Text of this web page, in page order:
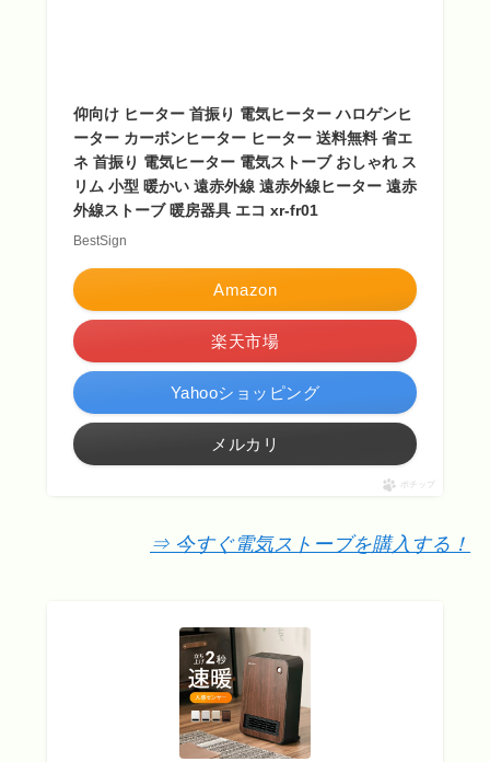
仰向け ヒーター 首振り 電気ヒーター ハロゲンヒ
ーター カーボンヒーター ヒーター 送料無料 省エ
ネ 首振り 電気ヒーター 電気ストーブ おしゃれ ス
リム 小型 暖かい 遠赤外線 遠赤外線ヒーター 遠赤
外線ストーブ 暖房器具 エコ xr-fr01
BestSign
Amazon
楽天市場
Yahooショッピング
メルカリ
ポチップ
⇒ 今すぐ電気ストーブを購入する！